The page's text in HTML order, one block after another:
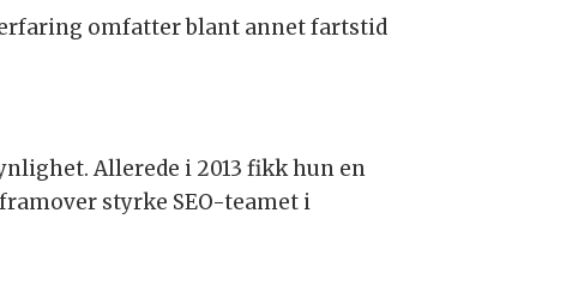
omfatter blant annet fartstid
Allerede i 2013 fikk hun en
styrke SEO-teamet i